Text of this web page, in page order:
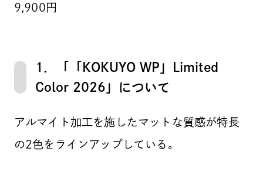
9,900円
1．「「KOKUYO WP」Limited
Color 2026」について
アルマイト加工を施したマットな質感が特長
の2色をラインアップしている。